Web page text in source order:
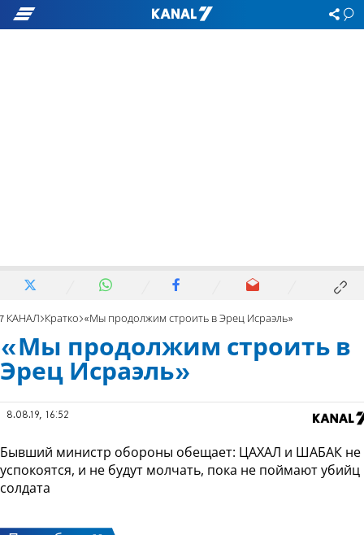
7 КАНАЛ Кратко «Мы продолжим строить в Эрец Исраэль»
«Мы продолжим строить в
Эрец Исраэль»
8.08.19, 16:52
Бывший министр обороны обещает: ЦАХАЛ и ШАБАК не
успокоятся, и не будут молчать, пока не поймают убийц
солдата